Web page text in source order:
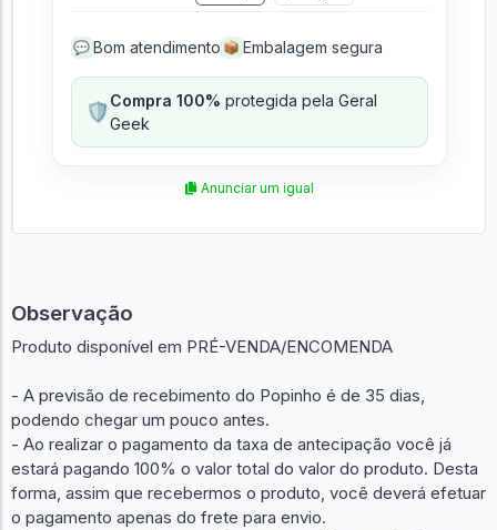
💬 Bom atendimento 📦 Embalagem segura
🛡️Compra 100% protegida pela Geral
Geek
Anunciar um igual
Observação
Produto disponível em PRÉ-VENDA/ENCOMENDA
- A previsão de recebimento do Popinho é de 35 dias,
podendo chegar um pouco antes.
- Ao realizar o pagamento da taxa de antecipação você já
estará pagando 100% o valor total do valor do produto. Desta
forma, assim que recebermos o produto, você deverá efetuar
o pagamento apenas do frete para envio.